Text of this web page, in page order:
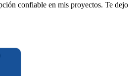
confiable en mis proyectos. Te dejo